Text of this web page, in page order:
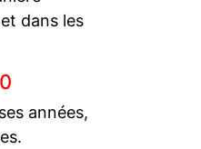
dans les
années,